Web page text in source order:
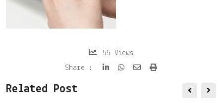
55 Views
Share :
SharePrint
Related Post